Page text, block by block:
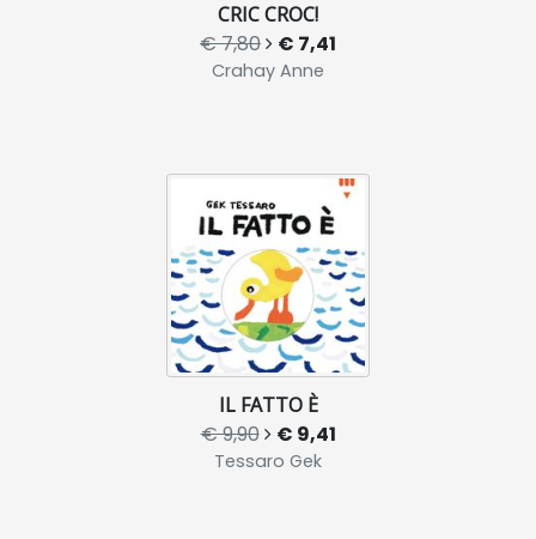
CRIC CROC!
€ 7,80 € 7,41
Crahay Anne
IL FATTO È
€ 9,90 € 9,41
Tessaro Gek